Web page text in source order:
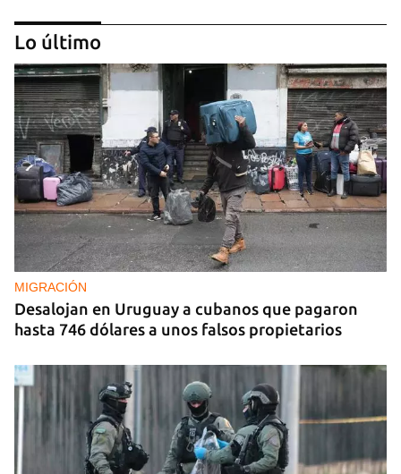
REPRESIÓN
La Seguridad del Estado realiza operativos en el
aniversario del Maleconazo
Lo último
MIGRACIÓN
Desalojan en Uruguay a cubanos que pagaron
hasta 746 dólares a unos falsos propietarios